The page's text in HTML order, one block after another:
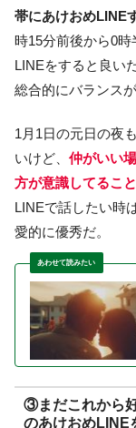
帯にあけおめLINE
時15分前後から0
LINEをすると良い
総合的にバランス
1月1日の元日の夜
いけど、 仲がいい
方が意識してるこ
LINEで話したい時
愛的に優秀だ。
③まだこれから
のあけおめLINE